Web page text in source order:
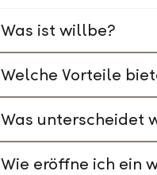
Was ist willbe?
Welche Vorteile
Was unterscheidet
Wie eröffne ich ein